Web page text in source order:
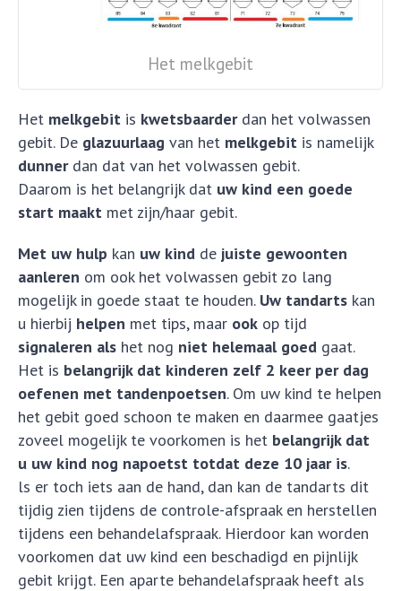
Het melkgebit
Het melkgebit is kwetsbaarderdan het volwassen
gebit. De glazuurlaag van het melkgebit is namelijk
dunnerdan dat van het volwassen gebit.
Daarom is het belangrijk dat uw kind een goede
start maakt met zijn/haar gebit.
Met uw hulp kan uw kind de juiste gewoonten
aanleren om ook het volwassen gebit zo lang
mogelijk in goede staat te houden. Uw tandarts kan
u hierbij helpen met tips, maar ook op tijd
signaleren als het nog niet helemaal goed gaat.
Het is belangrijk dat kinderen zelf 2 keer per dag
oefenen met tandenpoetsen. Om uw kind te helpen
het gebit goed schoon te maken en daarmee gaatjes
zoveel mogelijk te voorkomen is het belangrijk dat
u uw kind nog napoetst totdat deze 10 jaar is.
ls er toch iets aan de hand, dan kan de tandarts dit
tijdig zien tijdens de controle-afspraak en herstellen
tijdens een behandelafspraak. Hierdoor kan worden
voorkomen dat uw kind een beschadigd en pijnlijk
gebit krijgt. Een aparte behandelafspraak heeft als